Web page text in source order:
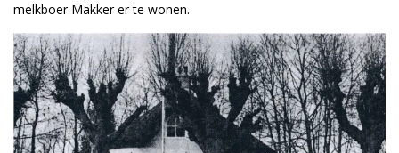
melkboer Makker er te wonen.